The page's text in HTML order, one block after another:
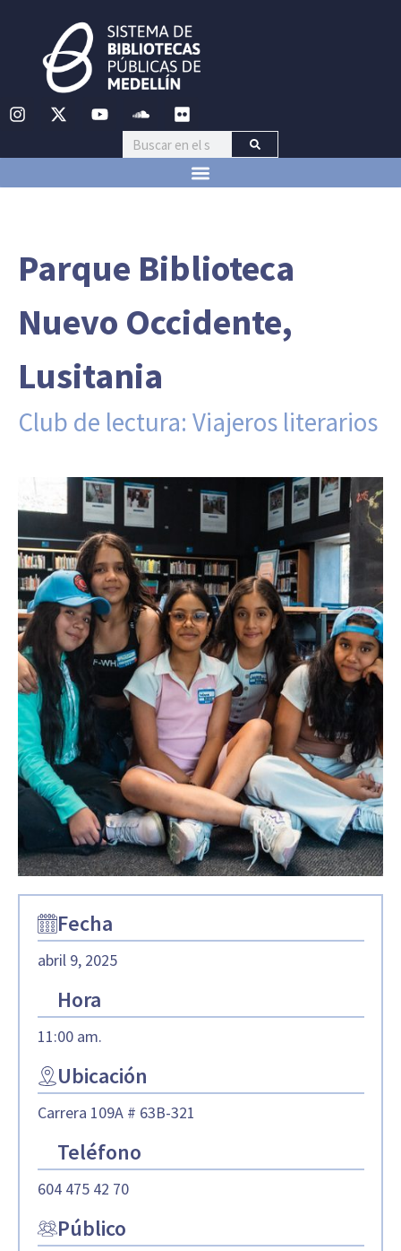
Parque Biblioteca
Nuevo Occidente,
Lusitania
Club de lectura: Viajeros literarios
Fecha
abril 9, 2025
Hora
11:00 am.
Ubicación
Carrera 109A # 63B-321
Teléfono
604 475 42 70
Público